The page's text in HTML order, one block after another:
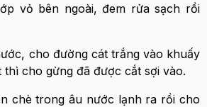
vỏ bên ngoài, đem rửa sạch rồi
cho đường cát trắng vào khuấy
cho gừng đã được cắt sợi vào.
chè trong âu nước lạnh ra rồi cho